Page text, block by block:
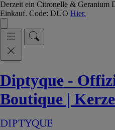
Derzeit ein Citronelle & Geranium
Einkauf. Code: DUO Hier.
Diptyque -
Boutique |